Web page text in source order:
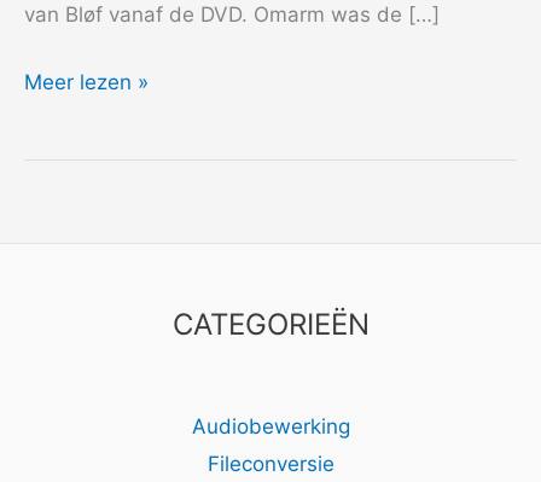
van Bløf vanaf de DVD. Omarm was de […]
2003
DVD’s
Meer lezen »
CATEGORIEËN
Audiobewerking
Fileconversie